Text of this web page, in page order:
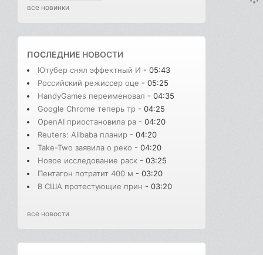
все новинки
ПОСЛЕДНИЕ НОВОСТИ
Ютубер снял эффектный И - 05:43
Российский режиссер оце - 05:25
HandyGames переименовал - 04:35
Google Chrome теперь тр - 04:25
OpenAI приостановила ра - 04:20
Reuters: Alibaba планир - 04:20
Take-Two заявила о реко - 04:20
Новое исследование раск - 03:25
Пентагон потратит 400 м - 03:20
В США протестующие прин - 03:20
все новости